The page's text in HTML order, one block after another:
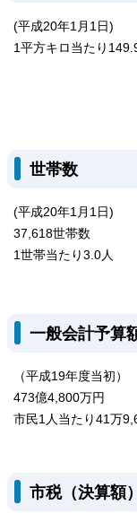
(平成20年1月1日)
1平方キロ当たり
世帯数
(平成20年1月1日)
37,618世帯数
1世帯当たり3.0人
一般会計予算
（平成19年度当初）
473億4,800万円
市民1人当たり41万
市税（決算額）